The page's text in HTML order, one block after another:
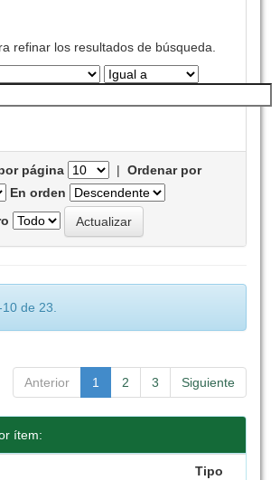
refinar los resultados de búsqueda.
página |Ordenar por
En orden
de 23.
Anterior 1 2 3 Siguiente
ítem:
Tipo